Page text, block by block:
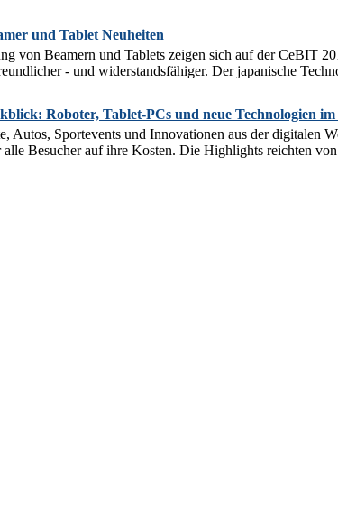
und Tablet Neuheiten
von Beamern und Tablets zeigen sich auf der CeBIT
- und widerstandsfähiger. Der japanische
Roboter, Tablet-PCs und neue Technologien im
Autos, Sportevents und Innovationen aus der digitalen
alle Besucher auf ihre Kosten. Die Highlights reichten